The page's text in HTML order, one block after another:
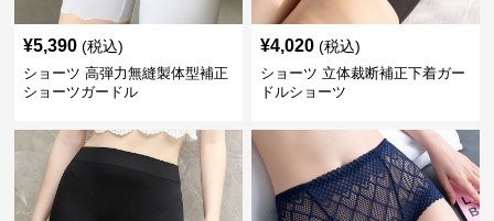
¥5,390 (税込)
ショーツ 高弾力無縫製体型補正
ショーツガードル
¥4,020 (税込)
ショーツ 立体裁断補正下着ガー
ドルショーツ